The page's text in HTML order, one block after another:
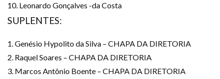
10. Leonardo Gonçalves -da Costa
SUPLENTES:
1. Genésio Hypolito da Silva – CHAPA DA DIRETORIA
2. Raquel Soares – CHAPA DA DIRETORIA
3. Marcos Antônio Boente – CHAPA DA DIRETORIA